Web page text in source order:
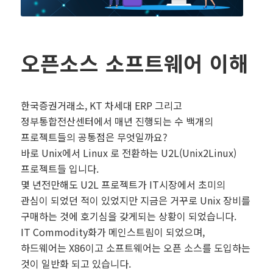
오픈소스 소프트웨어 이해
한국증권거래소, KT 차세대 ERP 그리고
정부통합전산센터에서 매년 진행되는 수 백개의
프로젝트들의 공통점은 무엇일까요?
바로 Unix에서 Linux 로 전환하는 U2L(Unix2Linux)
프로젝트들 입니다.
몇 년전만해도 U2L 프로젝트가 IT시장에서 초미의
관심이 되었던 적이 있었지만 지금은 거꾸로 Unix 장비를
구매하는 것에 호기심을 갖게되는 상황이 되었습니다.
IT Commodity화가 메인스트림이 되었으며,
하드웨어는 X86이고 소프트웨어는 오픈 소스를 도입하는
것이 일반화 되고 있습니다.